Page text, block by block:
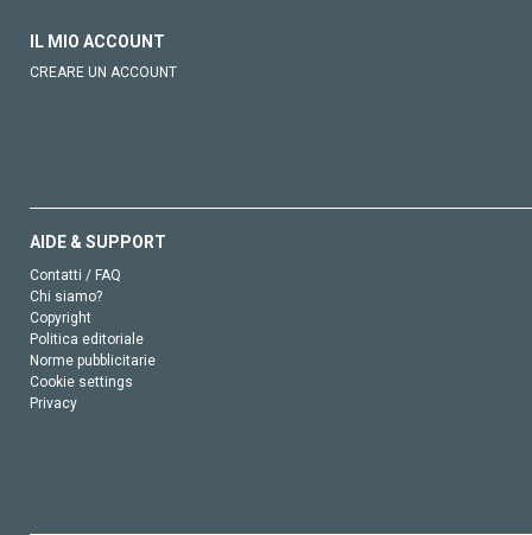
IL MIO ACCOUNT
CREARE UN ACCOUNT
AIDE & SUPPORT
Contatti / FAQ
Chi siamo?
Copyright
Politica editoriale
Norme pubblicitarie
Cookie settings
Privacy